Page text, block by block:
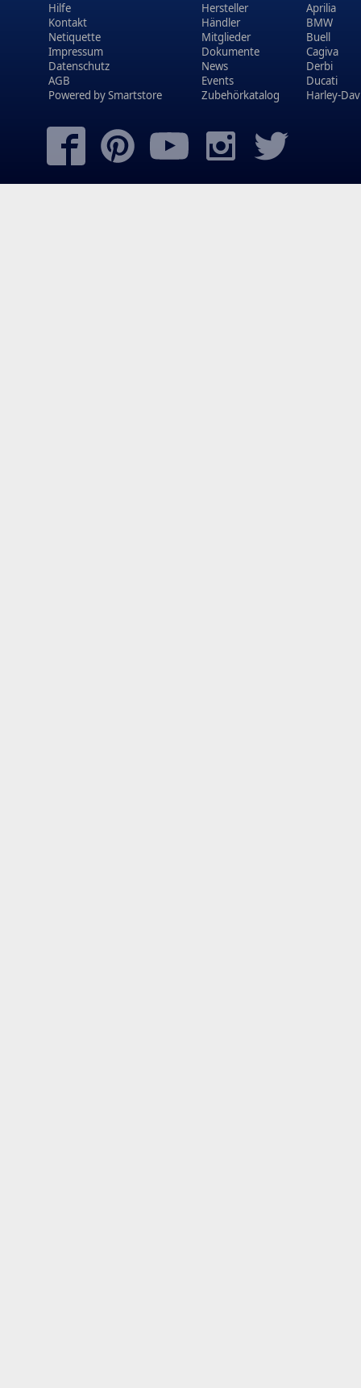
Hilfe
Kontakt
Netiquette
Impressum
Datenschutz
AGB
Powered bySmartstore
Hersteller
Händler
Mitglieder
Dokumente
News
Events
Zubehörkatalog
Aprilia
BMW
Buell
Cagiva
Derbi
Ducati
Harley-